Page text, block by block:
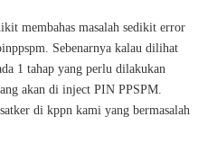
membahas masalah sedikit error
Sebenarnya kalau dilihat
1 tahap yang perlu dilakukan
akan di inject PIN PPSPM.
di kppn kami yang bermasalah